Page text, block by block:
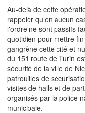
Au-delà de cette
rappeler qu’en aucun
l’ordre ne sont passifs
quotidien pour mettre
gangrène cette cité et
du 151 route de Turin
sécurité de la ville de
patrouilles de
visites de halls et de
organisés par la police
municipale.